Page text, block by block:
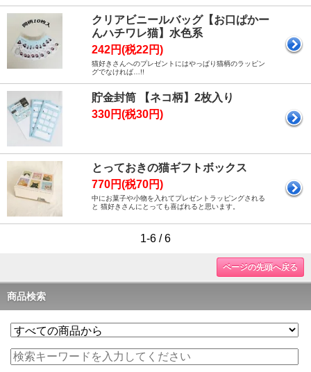
クリアビニールバッグ【お口ぱかー
んハチワレ猫】水色系
242円(税22円)
猫好きさんへのプレゼントにはやっぱり猫柄のラッピン
グでなければ…!!
貯金封筒 【ネコ柄】2枚入り
330円(税30円)
とっておきの猫ギフトボックス
770円(税70円)
中にお菓子や小物を入れてプレゼントラッピングされる
と 猫好きさんにとっても喜ばれると思います。
1-6 / 6
ページの先頭へ戻る
商品検索